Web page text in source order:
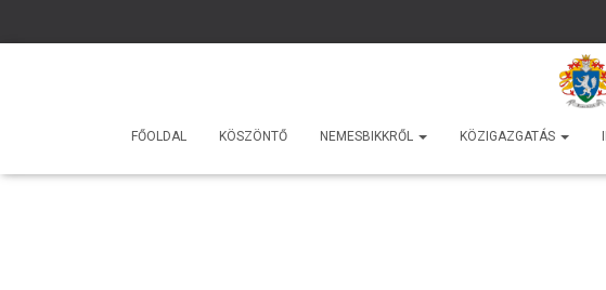
FŐOLDAL KÖSZÖNTŐ NEMESBIKKRŐL KÖZIGAZGATÁS